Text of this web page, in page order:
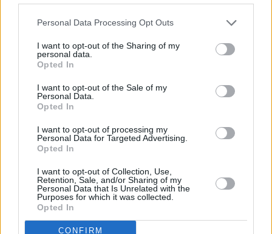
Personal Data Processing Opt Outs
I want to opt-out of the Sharing of my
personal data.
Opted In
I want to opt-out of the Sale of my
Personal Data.
Opted In
I want to opt-out of processing my
Personal Data for Targeted Advertising.
Opted In
I want to opt-out of Collection, Use,
Retention, Sale, and/or Sharing of my
Personal Data that Is Unrelated with the
Purposes for which it was collected.
Opted In
CONFIRM